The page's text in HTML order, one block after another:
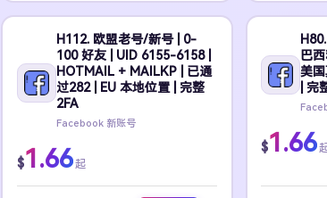
H112. 欧盟老号/新号 | 0-
100 好友 | UID 6155-6158 |
HOTMAIL + MAILKP | 已通
过282 | EU 本地位置 | 完整
2FA
Facebook 新账号
$1.66起
巴
美
| 完
$1.66